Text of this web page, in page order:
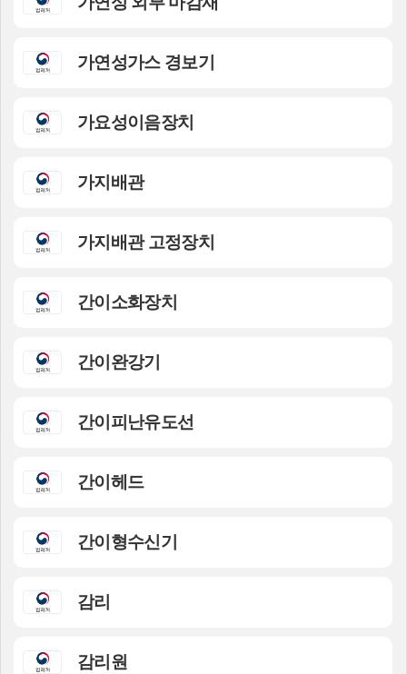
가연성가스 경보기
가요성이음장치
가지배관
가지배관 고정장치
간이소화장치
간이완강기
간이피난유도선
간이헤드
간이형수신기
감리
감리원